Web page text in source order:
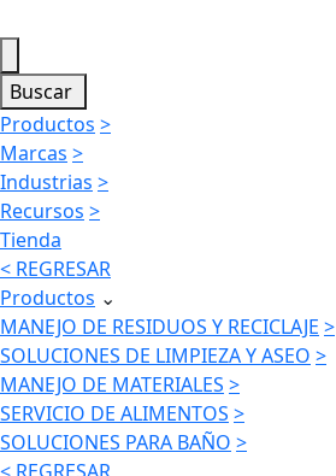
Buscar
Productos >
Marcas >
Industrias >
Recursos >
Tienda
< REGRESAR
Productos ⌄
MANEJO DE RESIDUOS Y RECICLAJE >
SOLUCIONES DE LIMPIEZA Y ASEO >
MANEJO DE MATERIALES >
SERVICIO DE ALIMENTOS >
SOLUCIONES PARA BAÑO >